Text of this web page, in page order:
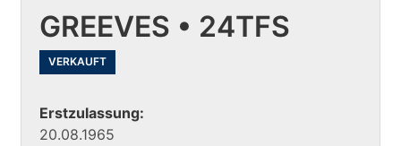
GREEVES • 24TFS
VERKAUFT
Erstzulassung:
20.08.1965